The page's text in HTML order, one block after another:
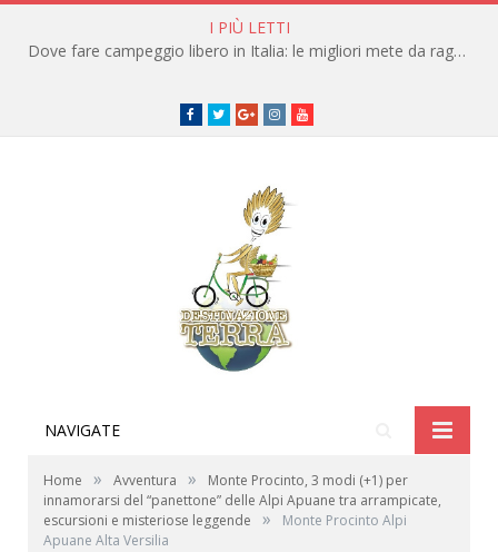
I PIÙ LETTI
Dove fare campeggio libero in Italia: le migliori mete da raggiungere in traghetto
Facebook
TwitterGoogle+instagramyoutube
NAVIGATE
Home » Avventura »
Monte Procinto, 3 modi (+1) per
innamorarsi del “panettone” delle Alpi Apuane tra arrampicate,
escursioni e misteriose leggende
»
Monte Procinto Alpi
Apuane Alta Versilia